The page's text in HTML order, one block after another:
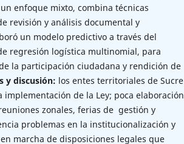
enfoque mixto, combina técnicas
revisión y análisis documental y
un modelo predictivo a través del
regresión logística multinomial, para
la participación ciudadana y rendición de
y discusión: los entes territoriales de Sucre
de la Ley; poca elaboración
zonales, ferias de gestión y
problemas en la institucionalización y
marcha de disposiciones legales que